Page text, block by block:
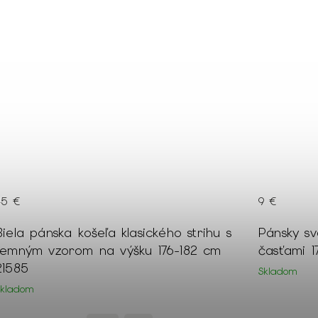
pánska košeľa klasického strihu s
vzorom na výšku 176-182 cm
€
Pánsky
časťami
Skladom
9 €